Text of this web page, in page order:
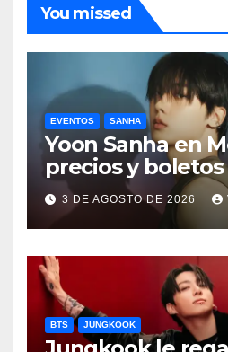
You missed
EVENTOS SANHA
Yoon Sanha en
precios y
FANCON
3 DE AGOSTO DE 2026
BTS JUNGKOOK